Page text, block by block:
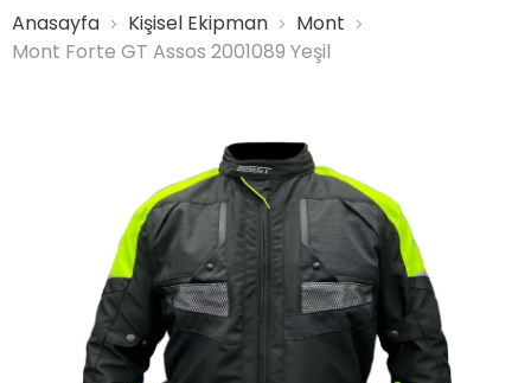
Anasayfa Kişisel Ekipman
Mont
Mont Forte GT Assos 2001089 Yeşil